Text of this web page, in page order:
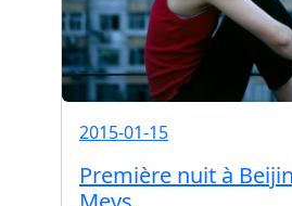
2015-01-15
Première nuit à